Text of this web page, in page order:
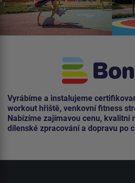
Vyrábíme a instalujeme
workout hřiště, venkovní fitness
Nabízíme zajímavou cenu, kvalitní
dílenské zpracování a dopravu po